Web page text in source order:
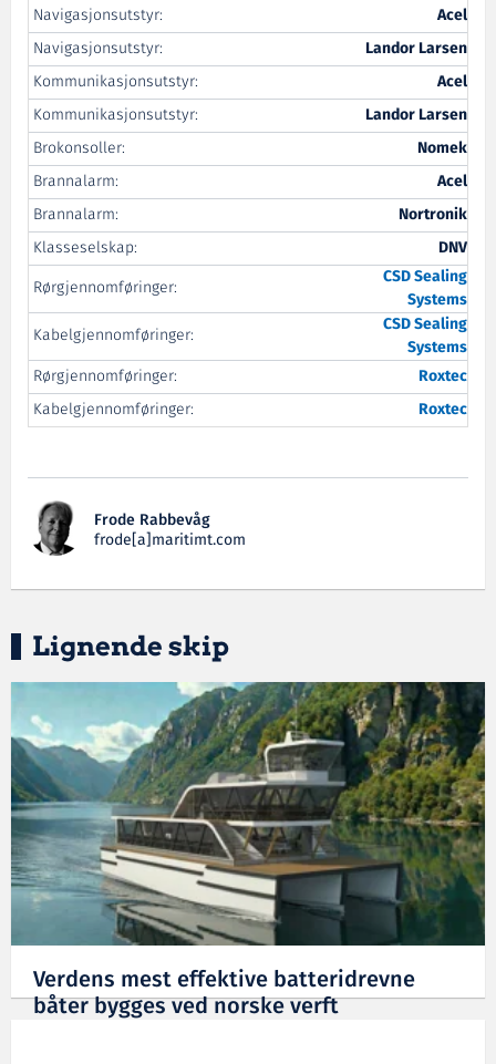
Navigasjonsutstyr:
Acel
Navigasjonsutstyr:
Landor Larsen
Kommunikasjonsutstyr:
Acel
Kommunikasjonsutstyr:
Landor Larsen
Brokonsoller:
Nomek
Brannalarm:
Acel
Brannalarm:
Nortronik
Klasseselskap:
DNV
Rørgjennomføringer:
CSDSealing
Systems
Kabelgjennomføringer:
CSDSealing
Systems
Rørgjennomføringer:
Roxtec
Kabelgjennomføringer:
Roxtec
Frode Rabbevåg
frode[a]maritimt.com
Lignende skip
Verdens mest effektive batteridrevne
båter bygges ved norske verft